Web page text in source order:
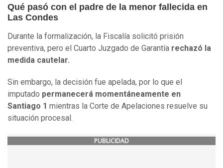
Qué pasó con el padre de la menor fallecida en
Las Condes
Durante la formalización, la Fiscalía solicitó prisión
preventiva, pero el Cuarto Juzgado de Garantía rechazó la
medida cautelar.
Sin embargo, la decisión fue apelada, por lo que el
imputado permanecerá momentáneamente en
Santiago 1 mientras la Corte de Apelaciones resuelve su
situación procesal.
PUBLICIDAD